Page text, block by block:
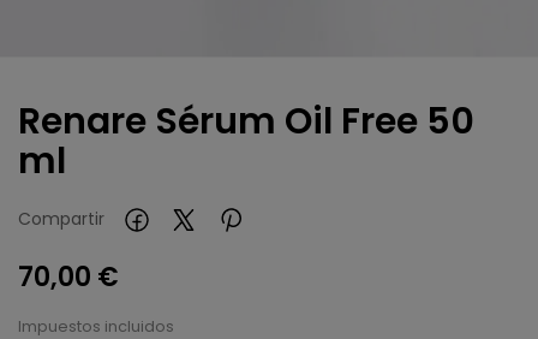
Renare Sérum Oil Free 50
ml
Compartir
70,00 €
Impuestos incluidos